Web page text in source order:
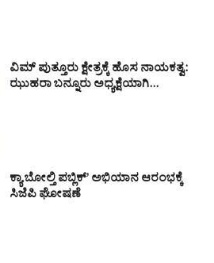
ವಿಮ್ ಪುತ್ತೂರು ಕ್ಷೇತ್ರಕ್ಕೆ ಹೊಸ ನಾಯಕತ್ವ:
ಝುಹರಾ ಬನ್ನೂರು ಅಧ್ಯಕ್ಷೆಯಾಗಿ…
ಕ್ಯಾ ಬೋಲ್ತಿ ಪಬ್ಲಿಕ್’ ಅಭಿಯಾನ ಆರಂಭಕ್ಕೆ
ಸಿಜೆಪಿ ಘೋಷಣೆ